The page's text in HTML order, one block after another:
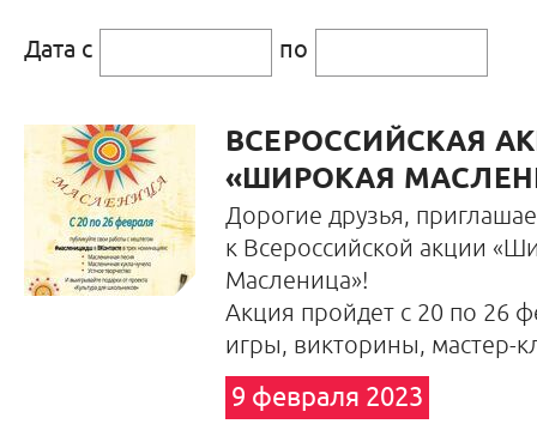
Дата с по
ВСЕРОССИЙСКАЯ
«ШИРОКАЯ
Дорогие друзья,
к Всероссийской акции
Масленица»!
Акция пройдет с 20 по 26
игры, викторины, мастер-
9 февраля 2023